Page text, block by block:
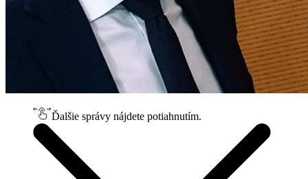
Ďalšie správy nájdete potiahnutím.